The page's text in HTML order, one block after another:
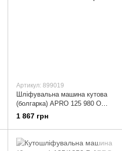
Артикул: 899019
Шліфувальна машина кутова
(болгарка) APRO 125 980 O
899019
1 867 грн